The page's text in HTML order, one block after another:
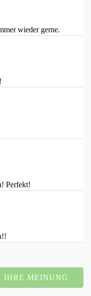
wieder gerne.
Perfekt!
IHRE MEINUNG